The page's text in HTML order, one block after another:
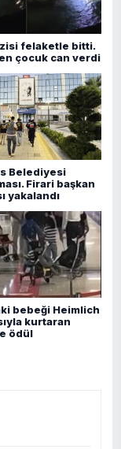
felaketle bitti.
çocuk can verdi
Belediyesi
Firari başkan
yakalandı
bebeği Heimlich
kurtaran
ödül